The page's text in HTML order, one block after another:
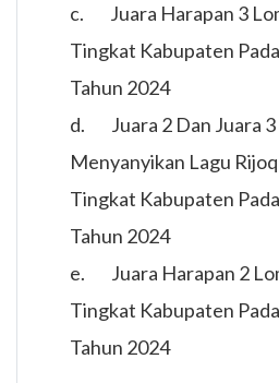
c. Juara Harapan 3
Tingkat Kabupaten
Tahun 2024
d. Juara 2 Dan Juara 3
Menyanyikan Lagu
Tingkat Kabupaten
Tahun 2024
e. Juara Harapan 2
Tingkat Kabupaten
Tahun 2024